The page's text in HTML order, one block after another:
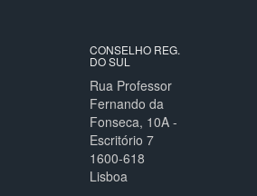
CONSELHO REG.
DO SUL
Rua Professor
Fernando da
Fonseca, 10A -
Escritório 7
1600-618
Lisboa